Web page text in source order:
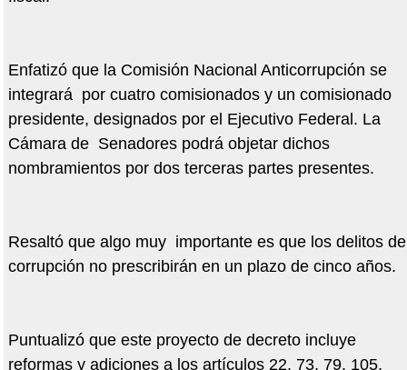
Enfatizó que la Comisión Nacional Anticorrupción se
integrará por cuatro comisionados y un comisionado
presidente, designados por el Ejecutivo Federal. La
Cámara de Senadores podrá objetar dichos
nombramientos por dos terceras partes presentes.
Resaltó que algo muy importante es que los delitos de
corrupción no prescribirán en un plazo de cinco años.
Puntualizó que este proyecto de decreto incluye
reformas y adiciones a los artículos 22, 73, 79, 105,